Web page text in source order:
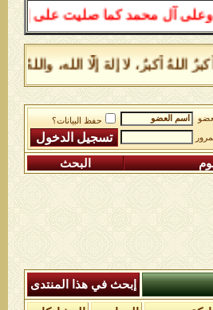
محمد كما صليت على إبراهيم
اللهُ أكبرُ، لا إلهَ إلَّا الله،
حفظ البيانات؟
البحث
إبحث في هذا المنتدى